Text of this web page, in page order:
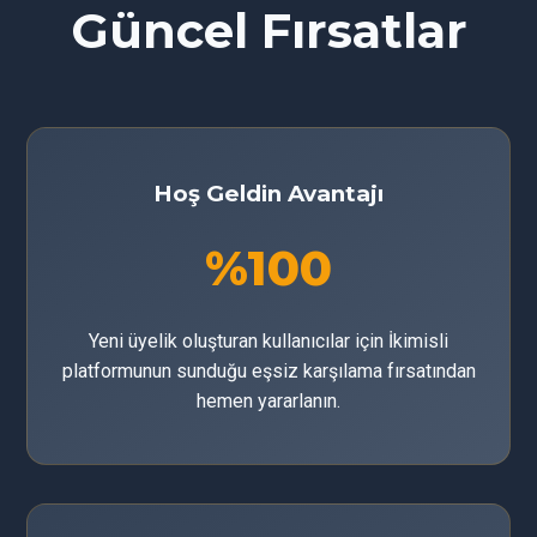
Güncel Fırsatlar
Hoş Geldin Avantajı
%100
Yeni üyelik oluşturan kullanıcılar için İkimisli
platformunun sunduğu eşsiz karşılama fırsatından
hemen yararlanın.